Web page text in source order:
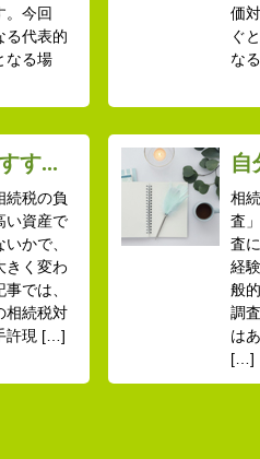
。今回
る代表的
なる場
価
ぐ
な
す...
続税の負
い資産で
かで、
きく変わ
では、
相続税対
許現 […]
自
相
査
査
経
般
調
は
[…]